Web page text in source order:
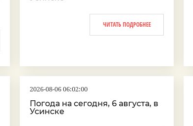
ЧИТАТЬ ПОДРОБНЕЕ
2026-08-06 06:02:00
Погода на сегодня, 6 августа, в
Усинске